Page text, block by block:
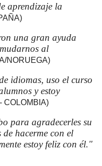
aprendizaje la
una gran ayuda
al
NORUEGA)
idiomas, uso el curso
y estoy
COLOMBIA)
para agradecerles su
hacerme con el
estoy feliz con él."